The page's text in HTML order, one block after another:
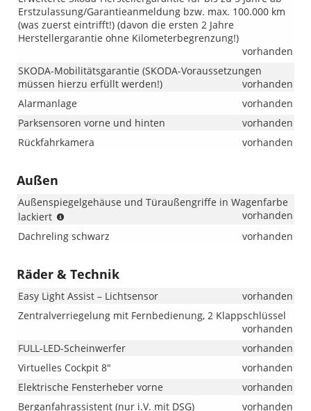
Erstzulassung/Garantieanmeldung bzw. max. 100.000 km
(was zuerst eintrifft!) (davon die ersten 2 Jahre
Herstellergarantie ohne Kilometerbegrenzung!)
vorhanden
SKODA-Mobilitätsgarantie (SKODA-Voraussetzungen
müssen hierzu erfüllt werden!)
vorhanden
Alarmanlage
vorhanden
Parksensoren vorne und hinten
vorhanden
Rückfahrkamera
vorhanden
Außen
Außenspiegelgehäuse und Türaußengriffe in Wagenfarbe
lackiert
ist
Außenspiegelgehäuse
in
schwarz
mit
Concept)
vorhanden
Dachreling schwarz
vorhanden
Räder & Technik
Easy Light Assist – Lichtsensor
vorhanden
Zentralverriegelung mit Fernbedienung, 2 Klappschlüssel
vorhanden
FULL-LED-Scheinwerfer
vorhanden
Virtuelles Cockpit 8"
vorhanden
Elektrische Fensterheber vorne
vorhanden
Berganfahrassistent (nur i.V. mit DSG)
vorhanden